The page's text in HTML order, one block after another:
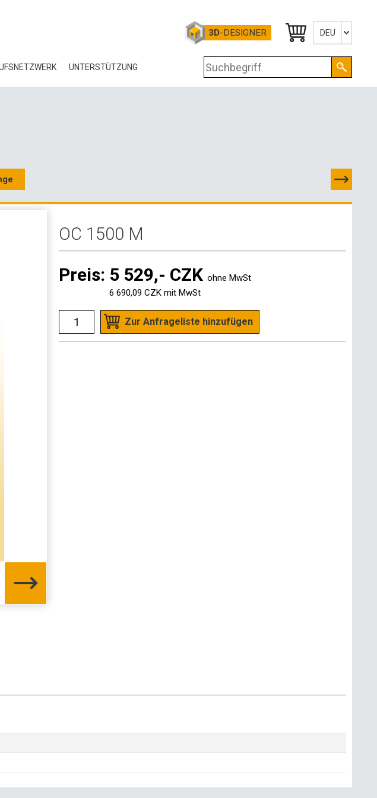
3D-DESIGNER DEU
English
UNTERSTÜTZUNG
BLOG
3D-DATEN
GROSSHANDELSKONTAKTE
OC 1500 M
Preis: 5 529,- CZK ohne MwSt
6 690,09 CZK mit MwSt
Zur Anfrageliste hinzufügen